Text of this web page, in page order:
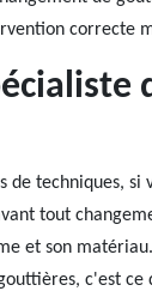
correcte
de techniques,
tout
et son
c'est